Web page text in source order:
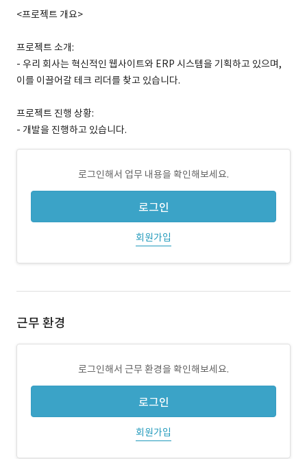
<프로젝트 개요>
프로젝트 소개:
- 우리 회사는 혁신적인 웹사이트와 ERP 시스템을 기획하고 있으며,
이를 이끌어갈 테크 리더를 찾고 있습니다.
프로젝트 진행 상황:
- 개발을 진행하고 있습니다.
로그인해서 업무 내용을 확인해보세요.
로그인
회원가입
근무 환경
로그인해서 근무 환경을 확인해보세요.
로그인
회원가입